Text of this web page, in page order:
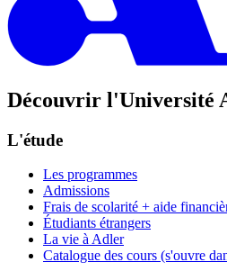
Découvrir l'Université
L'étude
Les programmes
Admissions
Frais de scolarité + aide
Étudiants étrangers
La vie à Adler
Catalogue des cours (s'ouvre